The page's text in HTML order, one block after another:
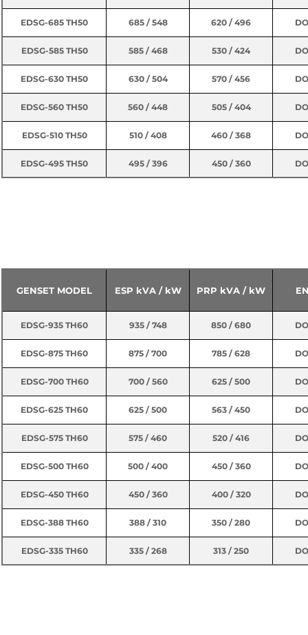
EDSG-685 TH50 685 / 548 620 / 496
EDSG-585 TH50 585 / 468 530 / 424
EDSG-630 TH50 630 / 504 570 / 456
EDSG-560 TH50 560 / 448 505 / 404
EDSG-510 TH50 510 / 408 460 / 368
EDSG-495 TH50 495 / 396 450 / 360
255 / 204 230 / 184
225 / 180 205 / 164
185 / 148 170 / 136
170 / 136 155 / 124
135 / 108 125 / 100
GENSET MODEL ESP kVA / kW PRP kVA / kW
EDSG-935 TH60 935 / 748 850 / 680
EDSG-875 TH60 875 / 700 785 / 628
EDSG-700 TH60 700 / 560 625 / 500
EDSG-625 TH60 625 / 500 563 / 450
EDSG-575 TH60 575 / 460 520 / 416
EDSG-500 TH60 500 / 400 450 / 360
EDSG-450 TH60 450 / 360 400 / 320
EDSG-388 TH60 388 / 310 350 / 280
EDSG-335 TH60 335 / 268 313 / 250